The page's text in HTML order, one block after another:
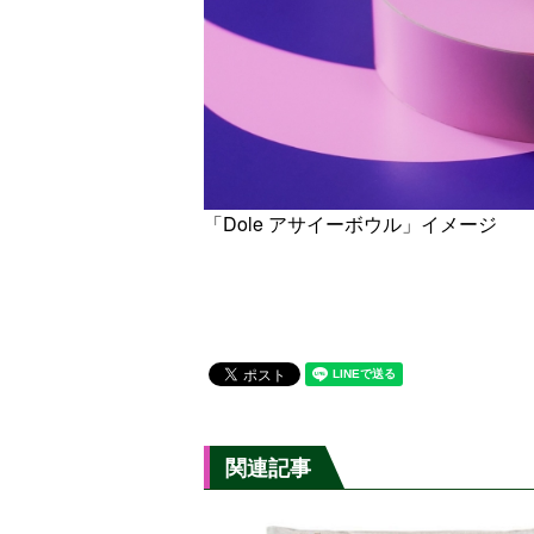
「Dole アサイーボウル」イメージ
関連記事